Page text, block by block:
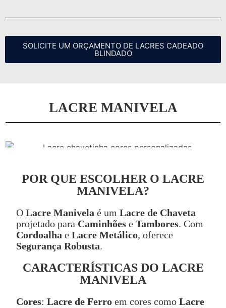
SOLICITE UM ORÇAMENTO DE LACRES CADEADO
BLINDADO
LACRE MANIVELA
POR QUE ESCOLHER O LACRE
MANIVELA?
O Lacre Manivela é um Lacre de Chaveta
projetado para Caminhões e Tambores. Com
Cordoalha e Lacre Metálico, oferece
Segurança Robusta.
CARACTERÍSTICAS DO LACRE
MANIVELA
Cores: Lacre de Ferro em cores como Lacre